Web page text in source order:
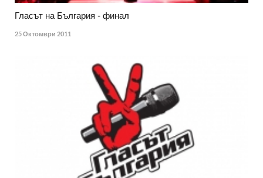
Гласът на България - финал
25 Октомври 2011